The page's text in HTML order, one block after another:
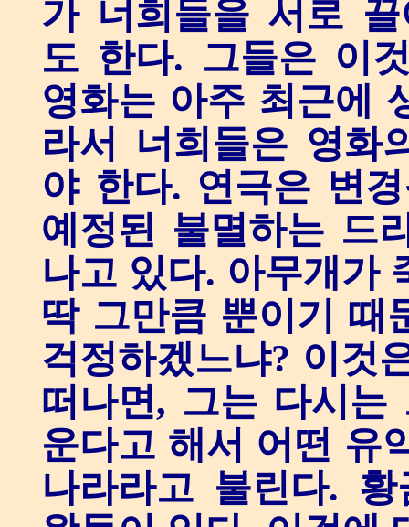
가 너희들을 서로
도 한다. 그들은 이
영화는 아주 최근에
라서 너희들은 영화
야 한다. 연극은 변
예정된 불멸하는 드
나고 있다. 아무개가
딱 그만큼 뿐이기 때
걱정하겠느냐? 이것
떠나면, 그는 다시
운다고 해서 어떤 유
나라라고 불린다.